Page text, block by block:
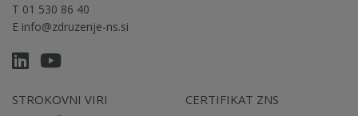
T 01 530 86 40
E info@zdruzenje-ns.si
STROKOVNI VIRI
CERTIFIKAT ZNS